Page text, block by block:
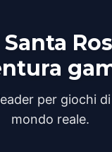
per giochi
mondo reale.